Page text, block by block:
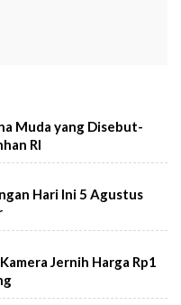
Muda yang Disebut-
RI
Hari Ini 5 Agustus
Jernih Harga Rp1